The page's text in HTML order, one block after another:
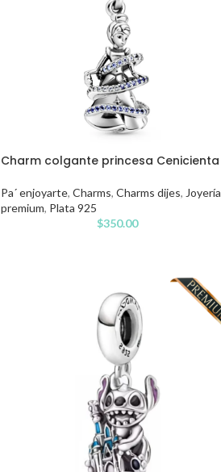
Charm colgante princesa Cenicienta
Pa´ enjoyarte, Charms, Charms dijes, Joyería
premium, Plata 925
$350.00